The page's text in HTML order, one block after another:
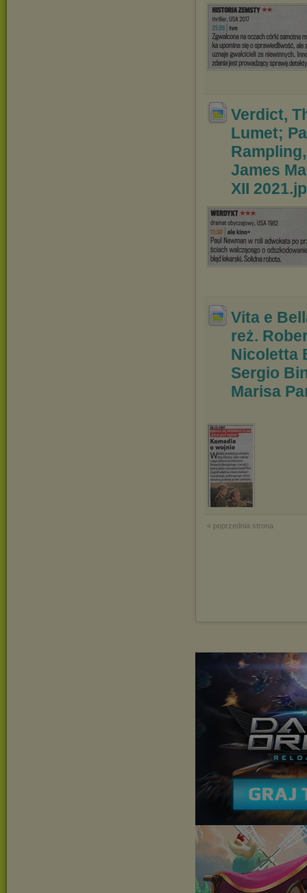
Verdict,
Lumet;
James
XII 2021
Vita e
reż. Rob
Nicoletta
Sergio
Marisa
« poprzednia strona